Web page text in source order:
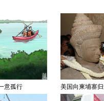
国向柬埔寨归还遭掠夺佛像